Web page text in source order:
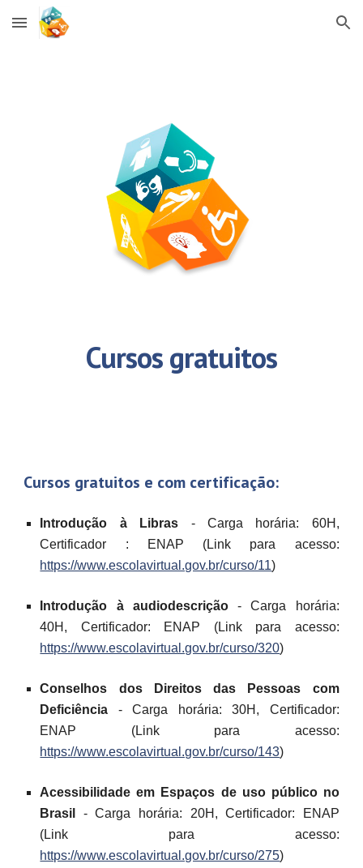
Skip to main content Skip to navigation
Cursos gratuitos
Cursos gratuitos e com certificação:
Introdução à Libras - Carga horária: 60H,
Certificador : ENAP (Link para acesso:
https://www.escolavirtual.gov.br/curso/11)
Introdução à audiodescrição- Carga horária:
40H, Certificador: ENAP (Link para acesso:
https://www.escolavirtual.gov.br/curso/320)
Conselhos dos Direitos das Pessoas com
Deficiência - Carga horária: 30H, Certificador:
ENAP (Link para acesso:
https://www.escolavirtual.gov.br/curso/143)
Acessibilidade em Espaços de uso público no
Brasil
- Carga horária: 20H, Certificador: ENAP
(Link para acesso:
https://www.escolavirtual.gov.br/curso/275)